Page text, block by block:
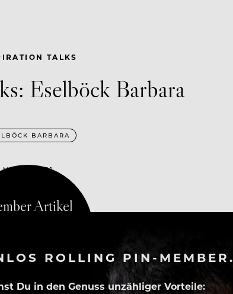
TALKS
Eselböck Barbara
BARBARA
MAI 19, 2021
ROLLING PIN-MEMBER.
Du in den Genuss unzähliger Vorteile: